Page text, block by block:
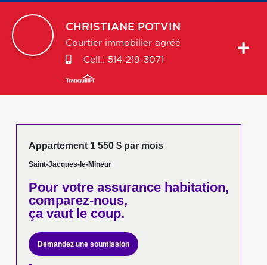
CHRISTIANE POTVIN
Courtier immobilier agréé
Cell.: 514-219-3071
Appartement 1 550 $ par mois
Saint-Jacques-le-Mineur
Pour votreassurance habitation,
comparez-nous,
ça vaut le coup.
Demandez une soumission